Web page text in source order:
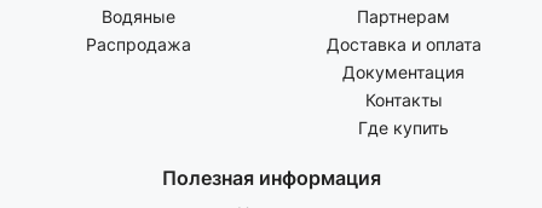
Водяные
Распродажа
Партнерам
Доставка и оплата
Документация
Контакты
Где купить
Полезная информация